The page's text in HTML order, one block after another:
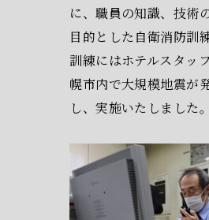
に、職員の知識、技術
目的とした自衛消防訓練
訓練にはホテルスタッ
幌市内で大規模地震が
し、実施いたしました。